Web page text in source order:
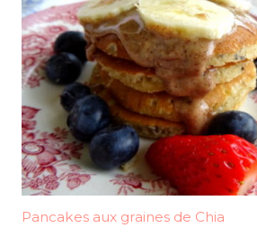
Pancakes aux graines de Chia